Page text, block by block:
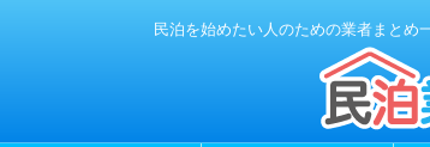
民泊を始めたい人のための業者まと